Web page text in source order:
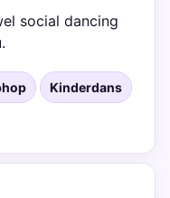
social dancing
Kinderdans